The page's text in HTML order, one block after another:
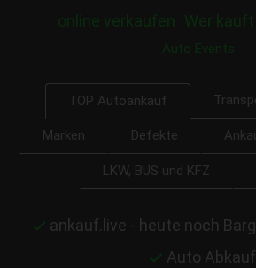
online verkaufen
Wer
Auto Events
TOP Autoankauf
Marken Defekte
LKW, BUS und KFZ
ankauf.live - heute noch
Auto Abkauf